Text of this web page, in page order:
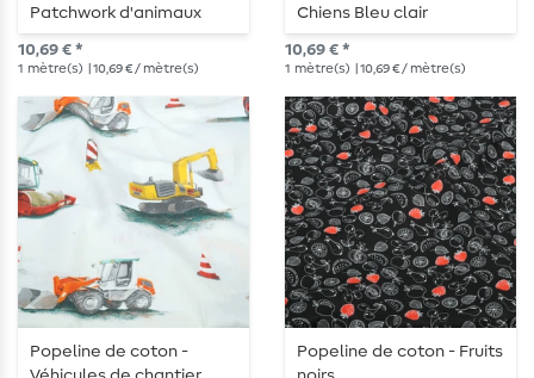
Patchwork d'animaux
multicolores aux tons
pastel
10,69 € *
1 mètre(s) | 10,69 € / mètre(s)
Chiens Bleu clair
10,69 € *
1 mètre(s) | 10,69 € / mètre(s)
Popeline de coton -
Popeline de coton - Fruits